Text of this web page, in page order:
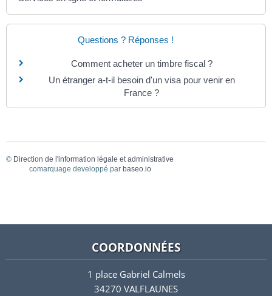
Questions ? Réponses !
Comment acheter un timbre fiscal ?
Un étranger a-t-il besoin d'un visa pour venir en
France ?
© Direction de l'information légale et administrative
comarquage developpé par baseo.io
COORDONNÉES
1 place Gabriel Calmels
34270 VALFLAUNES